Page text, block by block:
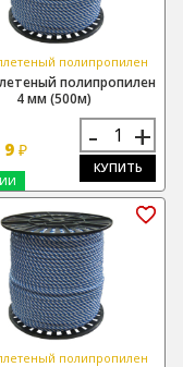
полипропилен
полипропилен
4 мм (500м)
9 ₽ - +
КУПИТЬ
полипропилен